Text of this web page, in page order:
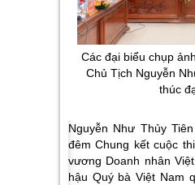
Các đại biểu chụp
Chủ Tịch Nguyễn
thúc
Nguyễn Như Thủy
đêm Chung kết cuộc
vương Doanh nhân
hậu Quý bà Việt Nam